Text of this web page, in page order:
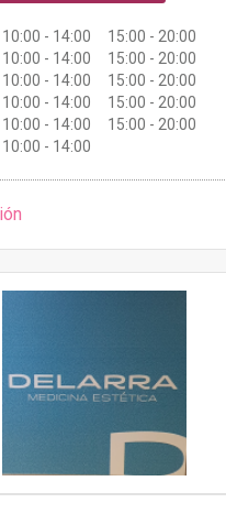
10:00 - 14:00 15:00 - 20:00
10:00 - 14:00 15:00 - 20:00
10:00 - 14:00 15:00 - 20:00
10:00 - 14:00 15:00 - 20:00
10:00 - 14:00 15:00 - 20:00
10:00 - 14:00